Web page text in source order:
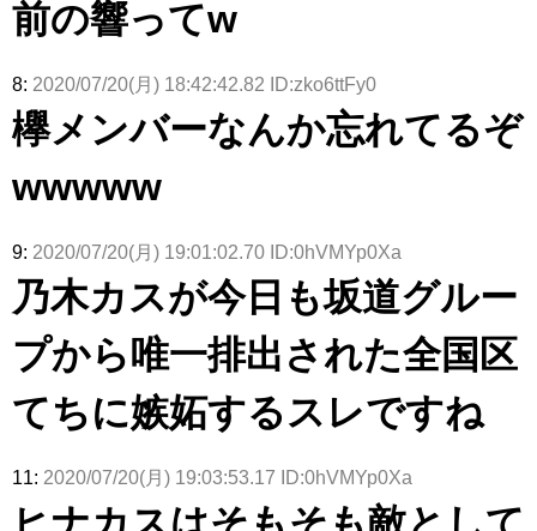
前の響ってw
8: 2020/07/20(月) 18:42:42.82 ID:zko6ttFy0
欅メンバーなんか忘れてるぞ
wwwww
9: 2020/07/20(月) 19:01:02.70 ID:0hVMYp0Xa
乃木カスが今日も坂道グルー
プから唯一排出された全国区
てちに嫉妬するスレですね
11: 2020/07/20(月) 19:03:53.17 ID:0hVMYp0Xa
ヒナカスはそもそも敵として